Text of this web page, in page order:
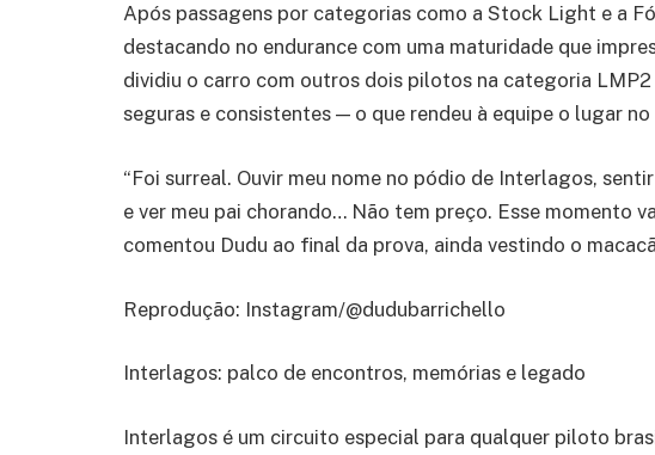
Após passagens por categorias como a Stock Light e a
destacando no endurance com uma maturidade que
dividiu o carro com outros dois pilotos na categoria
seguras e consistentes — o que rendeu à equipe o lugar
“Foi surreal. Ouvir meu nome no pódio de Interlagos,
e ver meu pai chorando… Não tem preço. Esse momento
comentou Dudu ao final da prova, ainda vestindo o
Reprodução: Instagram/@dudubarrichello
Interlagos: palco de encontros, memórias e legado
Interlagos é um circuito especial para qualquer piloto